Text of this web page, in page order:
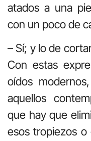
atados a una
con un poco de
– Sí; y lo de
Con estas
oídos
aquellos
que hay que
esos tropiezos o